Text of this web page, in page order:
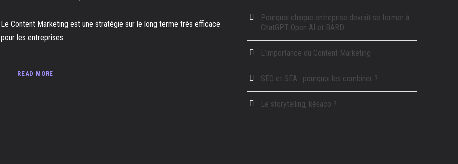
Le Content Marketing est une stratégie sur le long terme très efficace
pour les entreprises.
READ MORE
Pourquoi chaque entreprise devrait se former à
ChatGPT Open AI et BARD
L’importance du Content Marketing
SEO et SEA : pourquoi les combiner ?
Le storytelling, késaco ?